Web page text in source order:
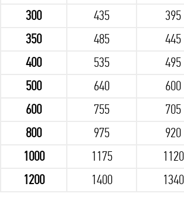
300
435 395
350
485 445
400
535 495
500
640 600
600
755 705
800
975 920
1000
1175 1120
1200
1400 1340